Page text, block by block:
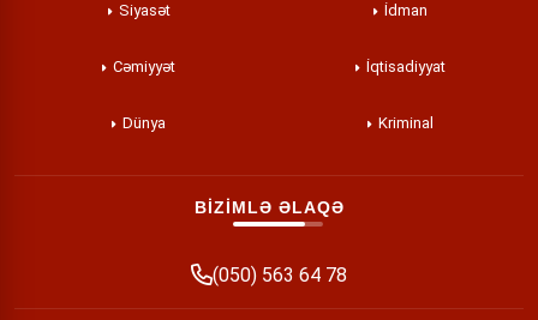
Siyasət İdman
Cəmiyyət İqtisadiyyat
Dünya Kriminal
BİZİMLƏ ƏLAQƏ
(050) 563 64 78